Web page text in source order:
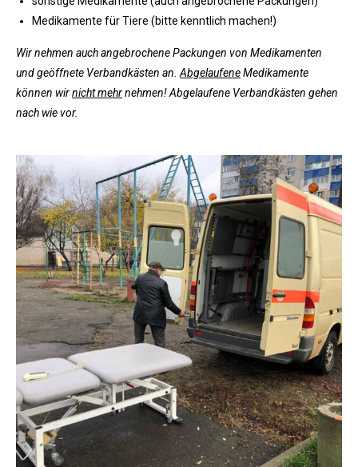
Medikamente für Tiere (bitte kenntlich machen!)
Wir nehmen auch angebrochene Packungen von Medikamenten
und geöffnete Verbandkästen an. AbgelaufeneMedikamente
können wirnicht mehrnehmen! Abgelaufene Verbandkästen gehen
nach wie vor.